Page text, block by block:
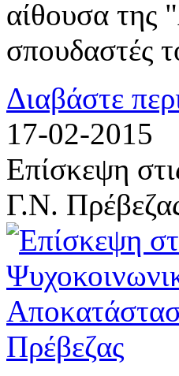
αίθουσα της
σπουδαστές
Διαβάστε
17-02-2015
Επίσκεψη
Γ.Ν.